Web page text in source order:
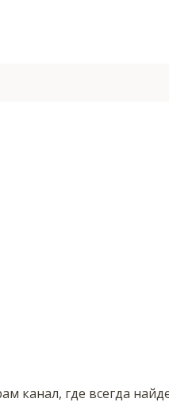
канал, где всегда